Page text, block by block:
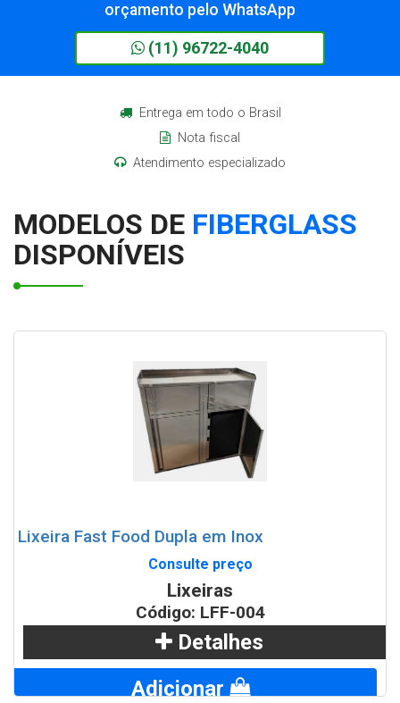
orçamento pelo WhatsApp
(11) 96722-4040
Entrega em todo o Brasil
Nota fiscal
Atendimento especializado
MODELOS DE FIBERGLASS
DISPONÍVEIS
Lixeira Fast Food Dupla em Inox
Consulte preço
Lixeiras
Código: LFF-004
Detalhes
Adicionar